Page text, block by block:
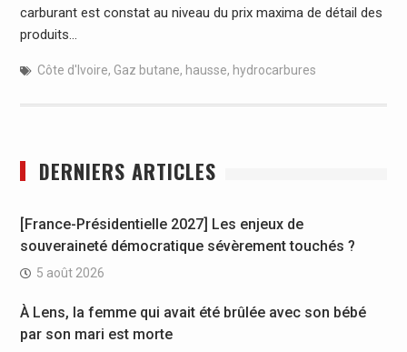
carburant est constat au niveau du prix maxima de détail des
produits…
Côte d'Ivoire, Gaz butane, hausse, hydrocarbures
DERNIERS ARTICLES
[France-Présidentielle 2027] Les enjeux de
souveraineté démocratique sévèrement touchés ?
5 août 2026
À Lens, la femme qui avait été brûlée avec son bébé
par son mari est morte